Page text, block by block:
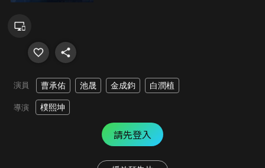
演員 曹承佑 池晟 金成鈞 白潤植
導演 樸熙坤
請先登入